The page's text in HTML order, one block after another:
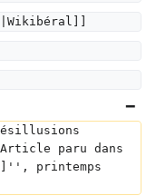
paru dans
printemps